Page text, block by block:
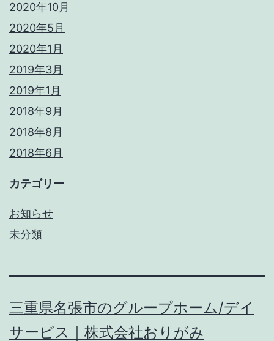
2020年10月
2020年5月
2020年1月
2019年3月
2019年1月
2018年9月
2018年8月
2018年6月
カテゴリー
お知らせ
未分類
三重県名張市のグループホーム/デイ
サービス｜株式会社おりがみ